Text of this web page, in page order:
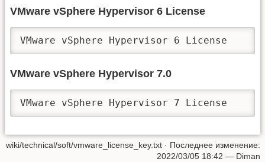
VMware vSphere Hypervisor 6 License
VMware vSphere Hypervisor 7.0
wiki/technical/soft/vmware_license_key.txt · Последнее изменение:
2022/03/05 18:42 — Diman